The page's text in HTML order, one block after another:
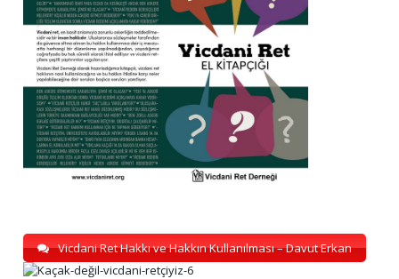
Vicdani Ret Hakkı ve Hakkın Kullanılması – Davut Erkan